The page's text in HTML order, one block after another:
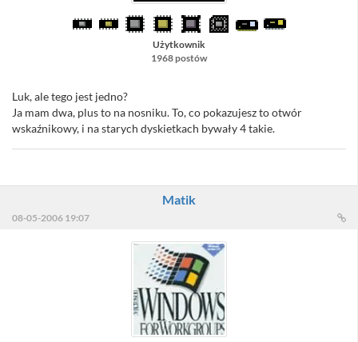
Użytkownik
1968 postów
Luk, ale tego jest jedno?
Ja mam dwa, plus to na nosniku. To, co pokazujesz to otwór
wskaźnikowy, i na starych dyskietkach bywały 4 takie.
Matik
08-05-2006 19:07